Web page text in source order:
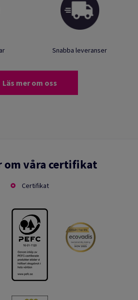
Snabba leveranser
Läs mer om oss
om våra certifikat
Certifikat